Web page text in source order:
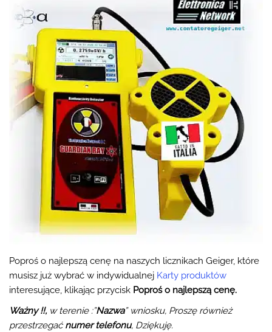
Poproś o najlepszą cenę na naszych licznikach Geiger, które
musisz już wybrać w indywidualnej Karty produktów
interesujące, klikając przycisk Poproś o najlepszą cenę.
Ważny !!,w terenie :”Nazwa” wniosku, Proszę również
przestrzegać numer telefonu, Dziękuję.